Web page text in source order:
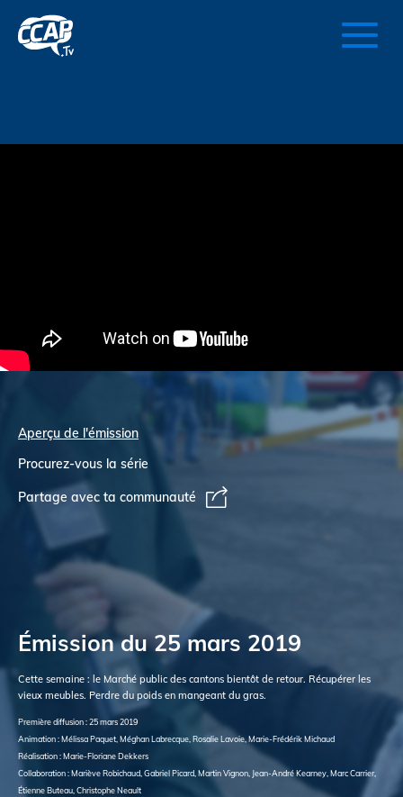
Aperçu de l'émission
Procurez-vous la série
Partage avec ta communauté
Émission du 25 mars 2019
Cette semaine : le Marché public des cantons bientôt de retour. Récupérer les
vieux meubles. Perdre du poids en mangeant du gras.
Première diffusion : 25 mars 2019
Animation : Mélissa Paquet, Méghan Labrecque, Rosalie Lavoie, Marie-Frédérik Michaud
Réalisation : Marie-Floriane Dekkers
Collaboration : Mariève Robichaud, Gabriel Picard, Martin Vignon, Jean-André Kearney, Marc Carrier,
Étienne Buteau, Christophe Neault